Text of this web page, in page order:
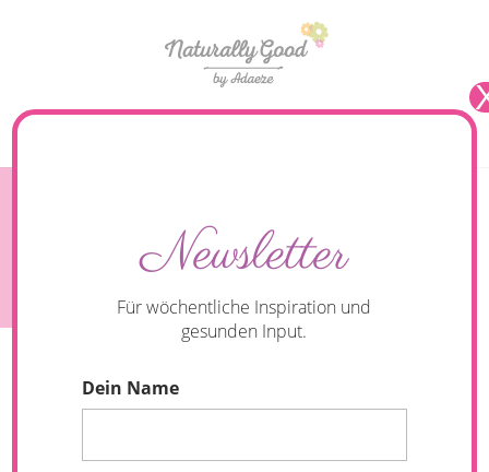
integrieren und deine körperliche Fitness
Newsletter
Für wöchentliche Inspiration und
gesunden Input.
Dein Name